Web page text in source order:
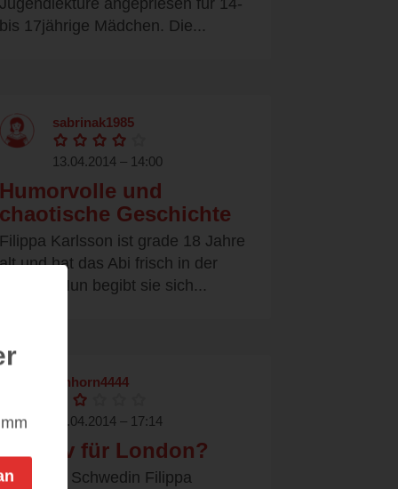
Jugendlektüre angepriesen für 14-
bis 17jährige Mädchen. Die...
sabrinak1985
13.04.2014 – 14:00
Humorvolle und
chaotische Geschichte
Filippa Karlsson ist grade 18 Jahre
alt und hat das Abi frisch in der
Tasche. Nun begibt sie sich...
einhorn4444
04.04.2014 – 17:14
Zu naiv für London?
Die junge Schwedin Filippa